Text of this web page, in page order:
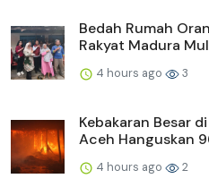
Bedah Rumah
Rakyat Madura
4 hours ago 3
Kebakaran Besar
Aceh Hanguskan
4 hours ago 2